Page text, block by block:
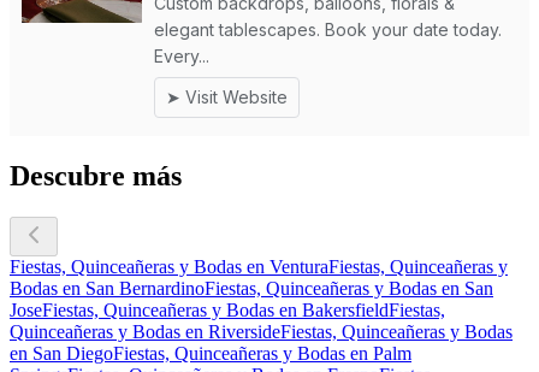
Descubre más
Fiestas, Quinceañeras y Bodas en VenturaFiestas, Quinceañeras y
Bodas en San BernardinoFiestas, Quinceañeras y Bodas en San
JoseFiestas, Quinceañeras y Bodas en BakersfieldFiestas,
Quinceañeras y Bodas en RiversideFiestas, Quinceañeras y Bodas
en San DiegoFiestas, Quinceañeras y Bodas en Palm